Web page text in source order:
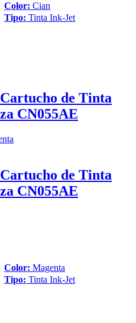
Color: Cian
Tipo: Tinta Ink-Jet
de Tinta
CN055AE
de Tinta
CN055AE
Color: Magenta
Tipo: Tinta Ink-Jet